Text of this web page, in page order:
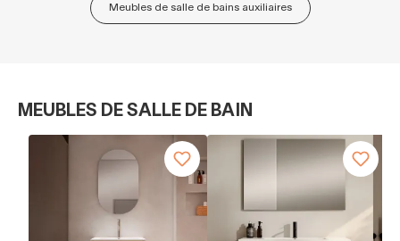
Meubles de salle de bains auxiliaires
MEUBLES DE SALLE DE BAIN